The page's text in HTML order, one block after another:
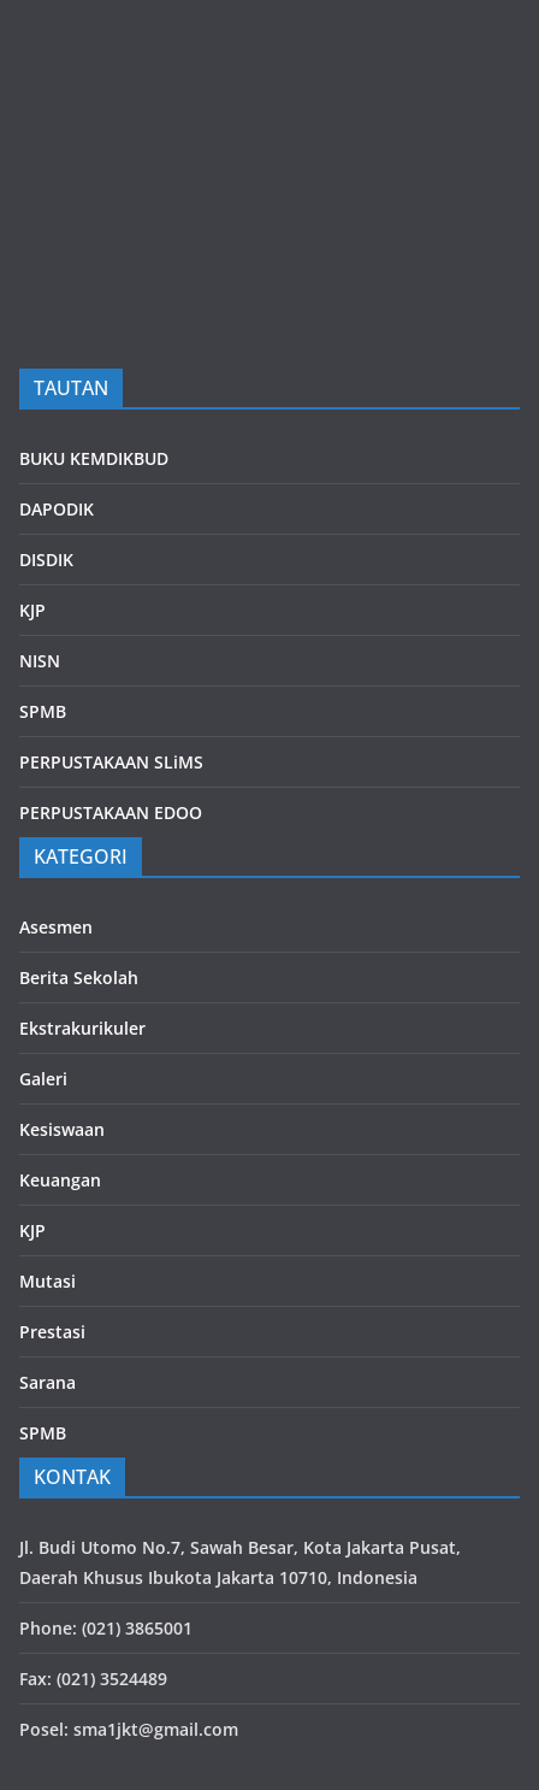
TAUTAN
BUKU KEMDIKBUD
DAPODIK
DISDIK
KJP
NISN
SPMB
PERPUSTAKAAN SLiMS
PERPUSTAKAAN EDOO
KATEGORI
Asesmen
Berita Sekolah
Ekstrakurikuler
Galeri
Kesiswaan
Keuangan
KJP
Mutasi
Prestasi
Sarana
SPMB
KONTAK
Jl. Budi Utomo No.7, Sawah Besar, Kota Jakarta Pusat,
Daerah Khusus Ibukota Jakarta 10710, Indonesia
Phone: (021) 3865001
Fax: (021) 3524489
Posel: sma1jkt@gmail.com